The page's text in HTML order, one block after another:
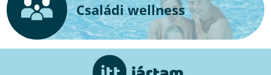
Családi wellness